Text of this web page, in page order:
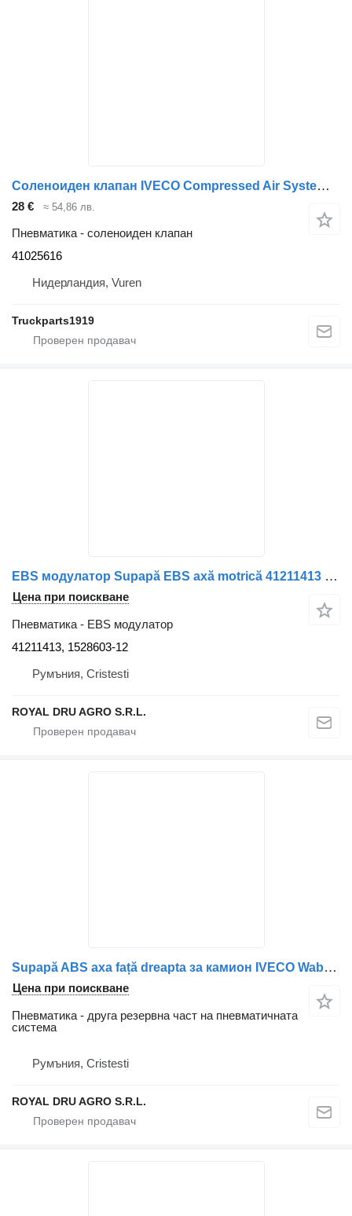
Соленоиден клапан IVECO Compressed Air System Magneetventiel 41025616 за камион
28 € ≈ 54,86 лв.
Пневматика - соленоиден клапан
41025616
Нидерландия, Vuren
Truckparts1919
EBS модулатор Supapă EBS axă motrică 41211413 за камион IVECO 41211413 1528603-12
Цена при поискване
Пневматика - EBS модулатор
41211413, 1528603-12
Румъния, Cristesti
ROYAL DRU AGRO S.R.L.
Supapă ABS axa față dreapta за камион IVECO Wabco 1934978
Цена при поискване
Пневматика - друга резервна част на пневматичната
система
Румъния, Cristesti
ROYAL DRU AGRO S.R.L.